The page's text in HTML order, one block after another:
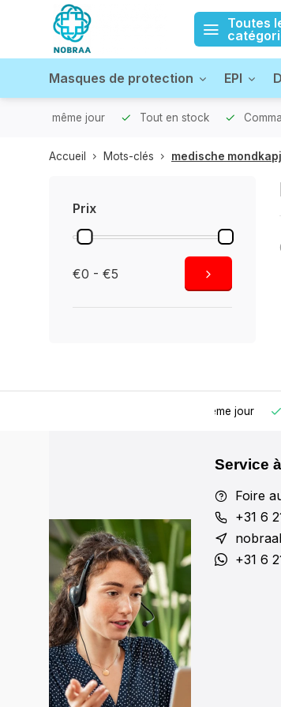
Toutes
Masques de protection EPI
le même jour Tout en stock
Accueil Mots-clés medische
Prix
€0 - €5
Commandé avant 17h00, expédié le même jour
Service
Foire
+31 6
+31 6